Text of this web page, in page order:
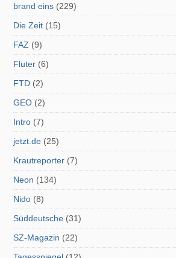
brand eins (229)
Die Zeit (15)
FAZ (9)
Fluter (6)
FTD (2)
GEO (2)
Intro (7)
jetzt.de (25)
Krautreporter (7)
Neon (134)
Nido (8)
Süddeutsche (31)
SZ-Magazin (22)